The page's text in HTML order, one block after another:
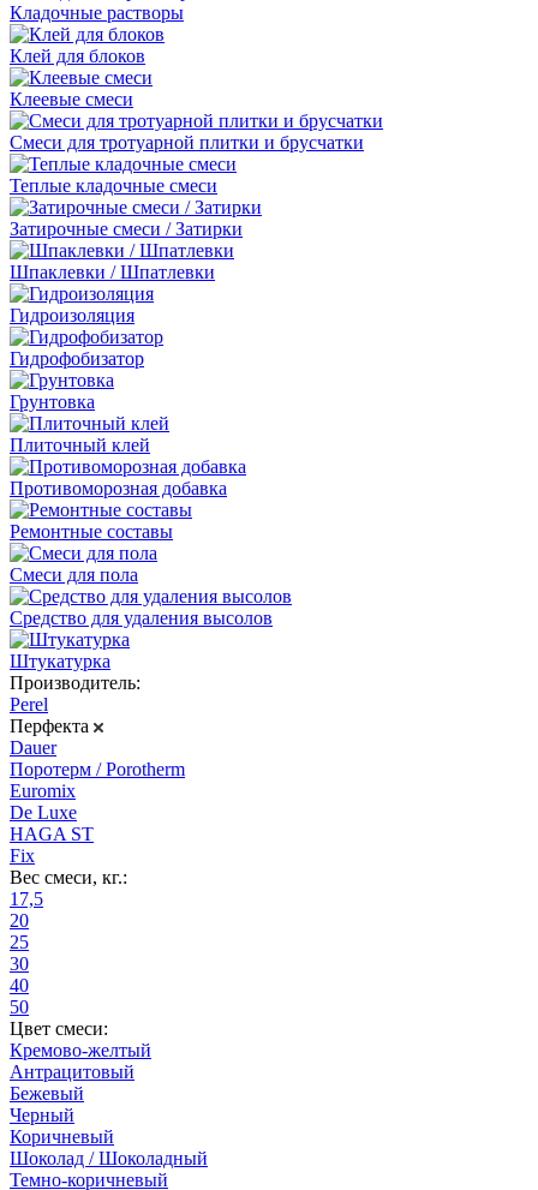
Кладочные растворы
Клей для блоков
Клеевые смеси
Смеси для тротуарной плитки и брусчатки
Теплые кладочные смеси
Затирочные смеси / Затирки
Шпаклевки / Шпатлевки
Гидроизоляция
Гидрофобизатор
Грунтовка
Плиточный клей
Противоморозная добавка
Ремонтные составы
Смеси для пола
Средство для удаления высолов
Штукатурка
Производитель:
Perel
Перфекта
Dauer
Поротерм / Porotherm
Euromix
De Luxe
HAGA ST
Fix
Вес смеси, кг.:
17,5
20
25
30
40
50
Цвет смеси:
Кремово-желтый
Антрацитовый
Бежевый
Черный
Коричневый
Шоколад / Шоколадный
Темно-коричневый